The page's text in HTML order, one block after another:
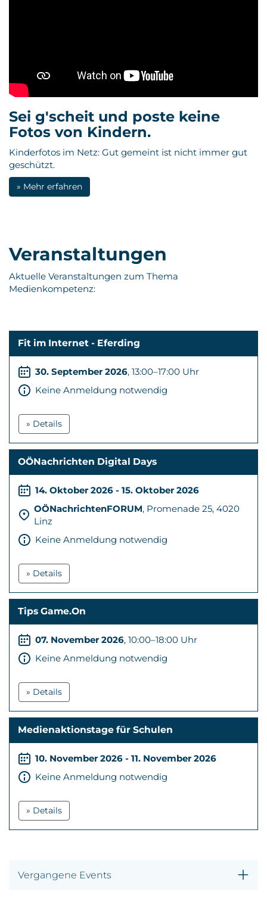
Sei g'scheit und poste keine
Fotos von Kindern.
Kinderfotos im Netz: Gut gemeint ist nicht immer gut
geschützt.
» Mehr erfahren
Veranstaltungen
Aktuelle Veranstaltungen zum Thema
Medienkompetenz:
Fit im Internet - Eferding
30. September 2026, 13:00–17:00 Uhr
Keine Anmeldung notwendig
» Details
OÖNachrichten Digital Days
14. Oktober 2026 - 15. Oktober 2026
OÖNachrichtenFORUM, Promenade 25, 4020
Linz
Keine Anmeldung notwendig
» Details
Tips Game.On
07. November 2026, 10:00–18:00 Uhr
Keine Anmeldung notwendig
» Details
Medienaktionstage für Schulen
10. November 2026 - 11. November 2026
Keine Anmeldung notwendig
» Details
Vergangene Events